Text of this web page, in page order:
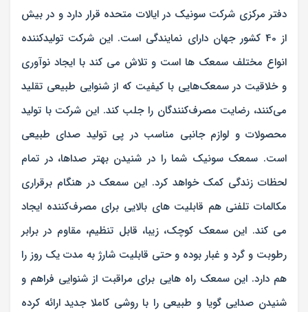
دفتر مرکزی شرکت سونیک در ایالات متحده قرار دارد و در بیش
از 40 کشور جهان دارای نمایندگی است. این شرکت تولیدکننده
انواع مختلف سمعک ها است و تلاش می کند با ایجاد نوآوری
و خلاقیت در سمعک‌هایی با کیفیت که از شنوایی طبیعی تقلید
می‌کنند، رضایت مصرف‌کنندگان را جلب کند. این شرکت با تولید
محصولات و لوازم جانبی مناسب در پی تولید صدای طبیعی
است. سمعک سونیک شما را در شنیدن بهتر صداها، در تمام
لحظات زندگی کمک خواهد کرد. این سمعک در هنگام برقراری
مکالمات تلفنی هم قابلیت های بالایی برای مصرف‌کننده ایجاد
می کند. این سمعک کوچک، زیبا، قابل تنظیم، مقاوم در برابر
رطوبت و گرد و غبار بوده و حتی قابلیت شارژ به مدت یک روز را
هم دارد. این سمعک راه هایی برای مراقبت از شنوایی فراهم و
شنیدن صدایی گویا و طبیعی را با روشی کاملا جدید ارائه کرده